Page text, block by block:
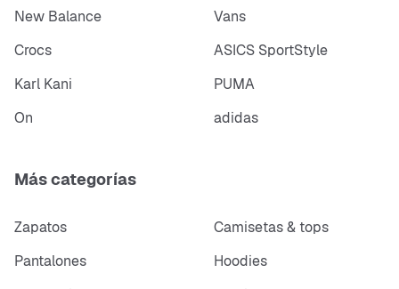
New Balance
Vans
Crocs
ASICS SportStyle
Karl Kani
PUMA
On
adidas
Más categorías
Zapatos
Camisetas & tops
Pantalones
Hoodies